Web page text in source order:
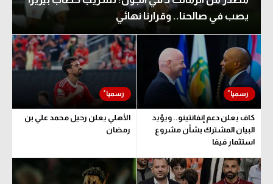
يصب في صالحنا.. وقرارنا نهائي
كاف يعلن دعم إنفانتينو.. ويؤيد
البيان المشترك بشأن مشروع
استثمار فيفا
الأهلي يعلن رحيل محمد علي بن
رمضان